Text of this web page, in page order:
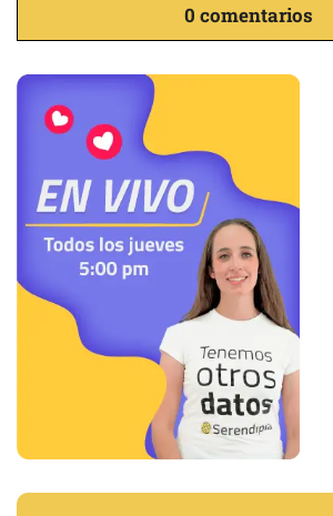
0 comentarios